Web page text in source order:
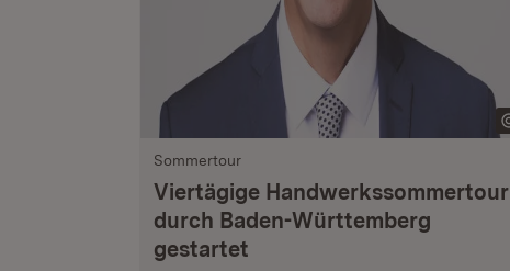
Sommertour
Viertägige Handwerkssommertour
durch Baden-Württemberg
gestartet